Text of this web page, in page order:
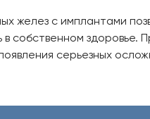
желез с имплантами
в собственном
серьезных